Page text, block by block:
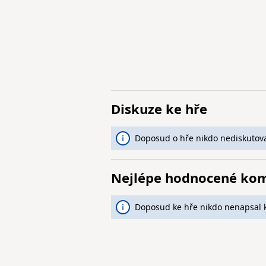
Diskuze ke hře
Doposud o hře nikdo
Nejlépe hodnocené
Doposud ke hře nikdo nenapsal